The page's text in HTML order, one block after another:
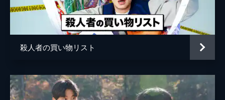
されて心の手紙を書いた犯人を捜していた
が、悪夢を見るほど追い詰められていた。一
方、兵長や上等兵たちは後任たちをあからさ
33分
殺人者の買い物リスト